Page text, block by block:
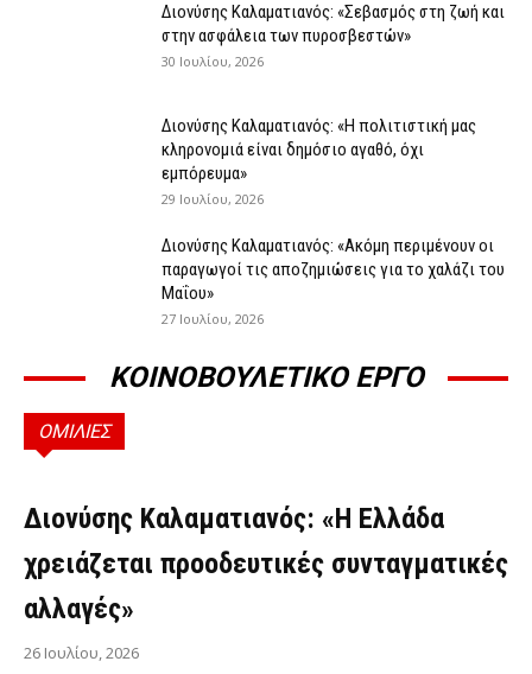
Διονύσης Καλαματιανός: «Σεβασμός στη ζωή και
στην ασφάλεια των πυροσβεστών»
30 Ιουλίου, 2026
Διονύσης Καλαματιανός: «Η πολιτιστική μας
κληρονομιά είναι δημόσιο αγαθό, όχι
εμπόρευμα»
29 Ιουλίου, 2026
Διονύσης Καλαματιανός: «Ακόμη περιμένουν οι
παραγωγοί τις αποζημιώσεις για το χαλάζι του
Μαΐου»
27 Ιουλίου, 2026
ΚΟΙΝΟΒΟΥΛΕΤΙΚΟ ΕΡΓΟ
ΟΜΙΛΙΕΣ
ΟΜΙΛΊΕΣ
Διονύσης Καλαματιανός: «Η Ελλάδα
χρειάζεται προοδευτικές συνταγματικές
αλλαγές»
26 Ιουλίου, 2026